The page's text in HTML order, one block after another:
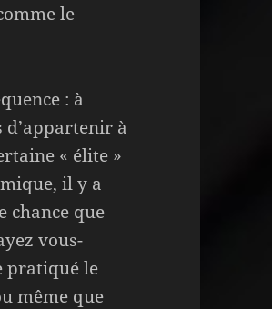
le
: à
d’appartenir à
« élite »
il y a
chance que
vous-
pratiqué le
même que